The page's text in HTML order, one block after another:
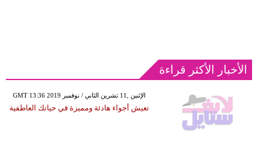
الأخبار الأكثر قراءة
GMT 13:36 2019 الإثنين ,11 تشرين الثاني / نوفمبر
تعيش أجواء هادئة ومميزة في حياتك العاطفية